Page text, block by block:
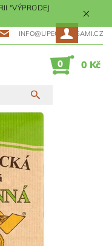
"VÝPRODEJ
INFO@UPECMESISAMI.CZ
0 0 Kč